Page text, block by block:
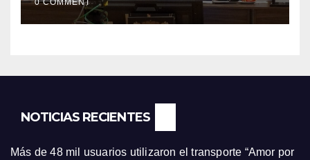
0 COMMENT
NOTICIAS RECIENTES
Más de 48 mil usuarios utilizaron el transporte “Amor por